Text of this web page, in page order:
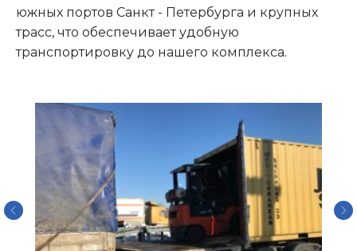
южных портов Санкт - Петербурга и крупных
трасс, что обеспечивает удобную
транспортировку до нашего комплекса.